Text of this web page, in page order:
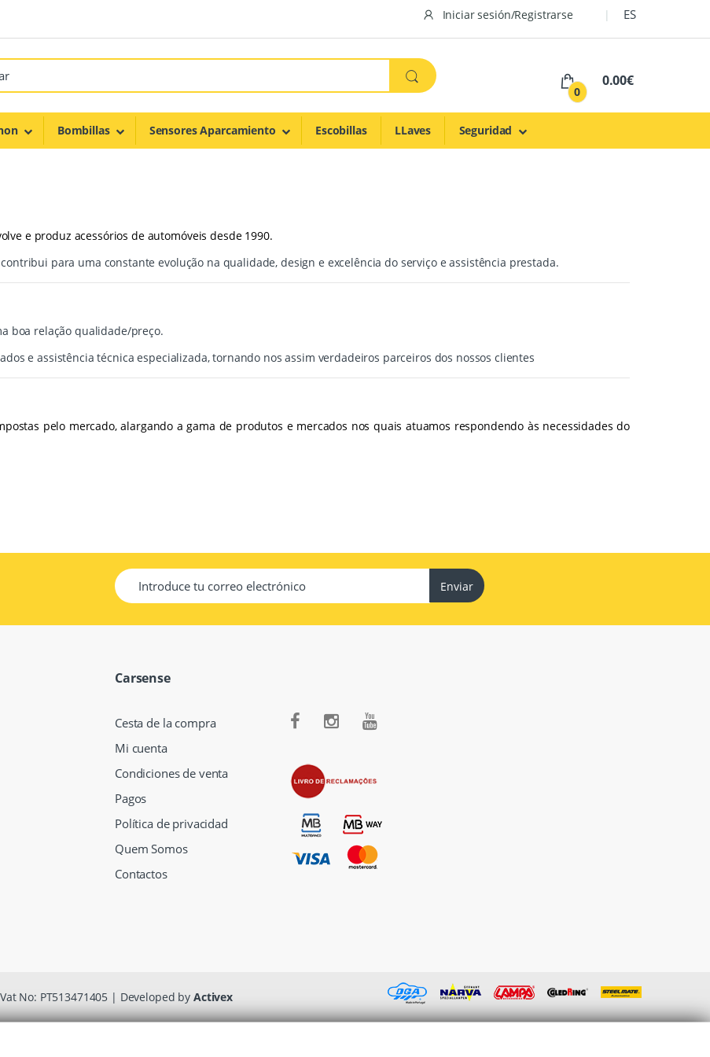
Iniciar sesión/Registrarse ES
0
0.00€
Bombillas Sensores Aparcamiento Escobillas LLaves Seguridad
e produz acessórios de automóveis desde 1990.
para uma constante evolução na qualidade, design e excelência do serviço e assistência prestada.
boa relação qualidade/preço.
e assistência técnica especializada, tornando nos assim verdadeiros parceiros dos nossos clientes
pelo mercado, alargando a gama de produtos e mercados nos quais atuamos respondendo às necessidades do
Enviar
Carsense
Cesta de la compra
Mi cuenta
Condiciones de venta
Pagos
Política de privacidad
Quem Somos
Contactos
No: PT513471405 | Developed by Activex